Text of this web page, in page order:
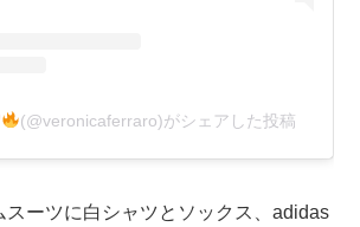
(@veronicaferraro)がシェアした投稿
スーツに白シャツとソックス、adidas